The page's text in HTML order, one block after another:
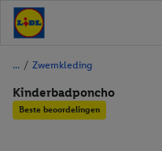
/ Zwemkleding
Kinderbadponcho
Beste beoordelingen